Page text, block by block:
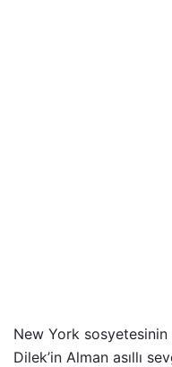
New York sosyetesinin
Dilek’in Alman asıllı